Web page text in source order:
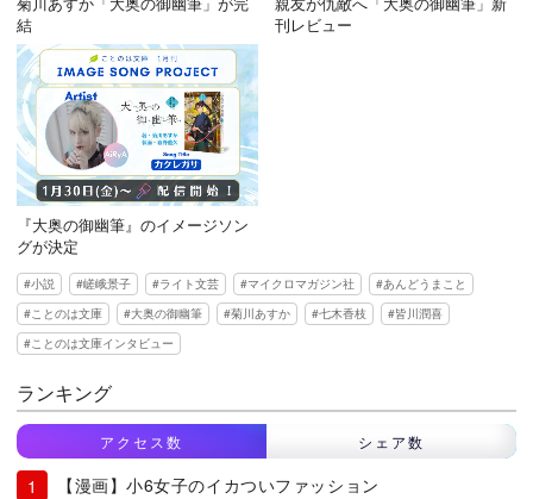
結
刊レビュー
『大奥の御幽筆』のイメージソン
グが決定
小説 嵯峨景子 ライト文芸 マイクロマガジン社
あんどうまこと
ことのは文庫
大奥の御幽筆 菊川あすか 七木香枝
皆川潤喜
ことのは文庫インタビュー
ランキング
アクセス数 シェア数
【漫画】小6女子のイカついファッション